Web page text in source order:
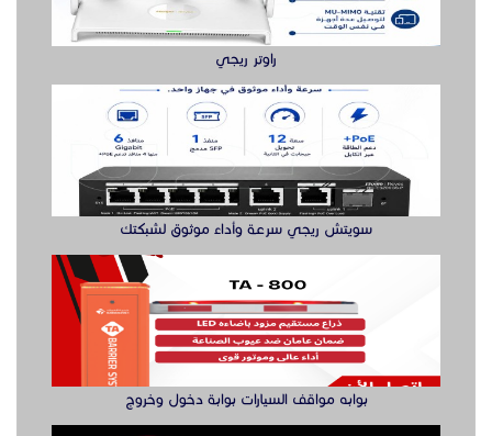
راوتر ريجي
سويتش ريجي سرعة وأداء موثوق لشبكتك
بوابه مواقف السيارات بوابة دخول وخروج